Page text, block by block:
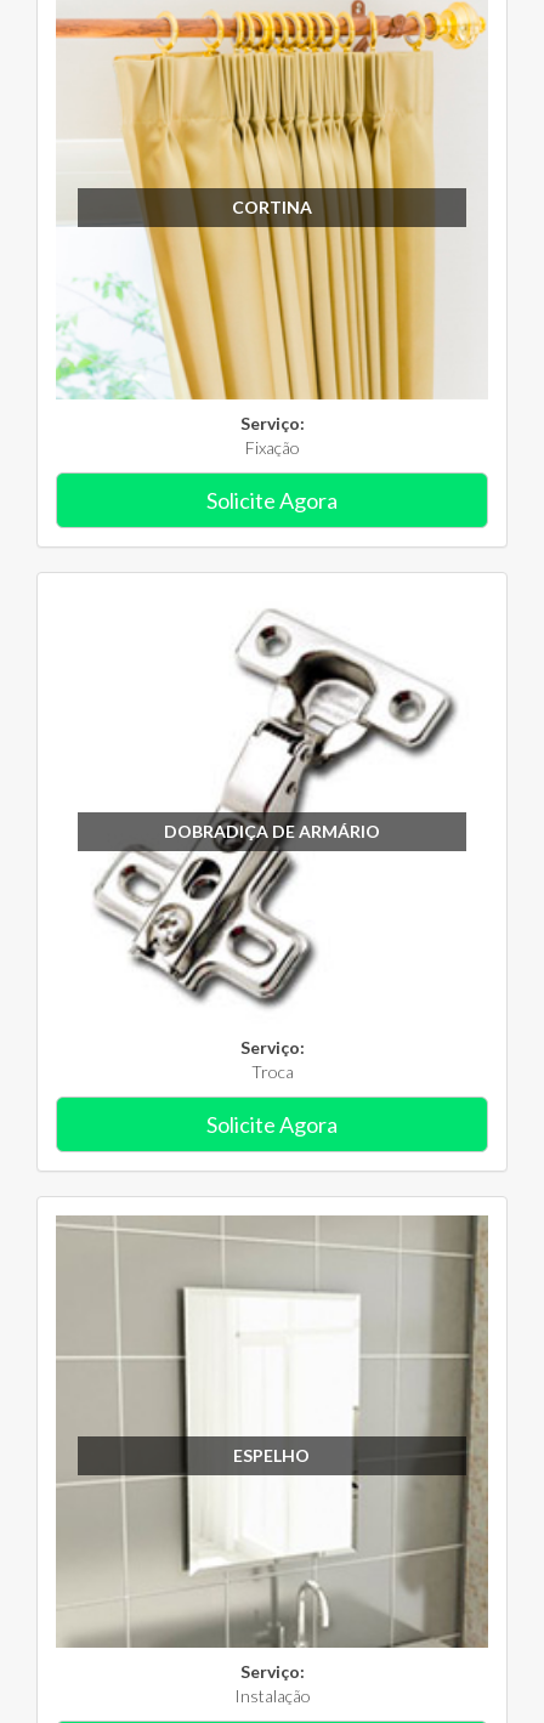
CORTINA
Serviço:
Fixação
Solicite Agora
DOBRADIÇA DE ARMÁRIO
Serviço:
Troca
Solicite Agora
ESPELHO
Serviço:
Instalação